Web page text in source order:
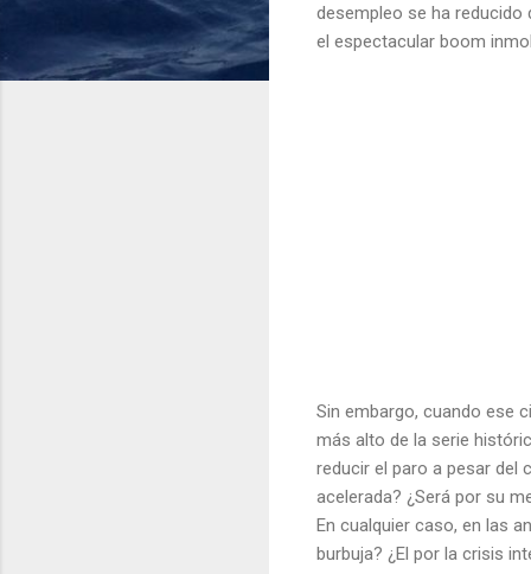
desempleo se ha
el espectacular boom
Sin embargo, cuando ese
más alto de la serie
reducir el paro a pesar del
acelerada? ¿Será por su
En cualquier caso, en las
burbuja? ¿El por la crisis